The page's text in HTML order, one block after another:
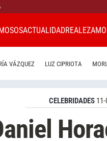
ACTUALIDADREALEZA
VÁZQUEZ LUZ CIPRIOTA
CELEBRIDADES